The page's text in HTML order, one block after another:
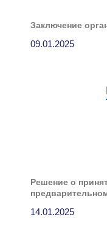
Заключение
09.01.2025
Решение о
14.01.2025